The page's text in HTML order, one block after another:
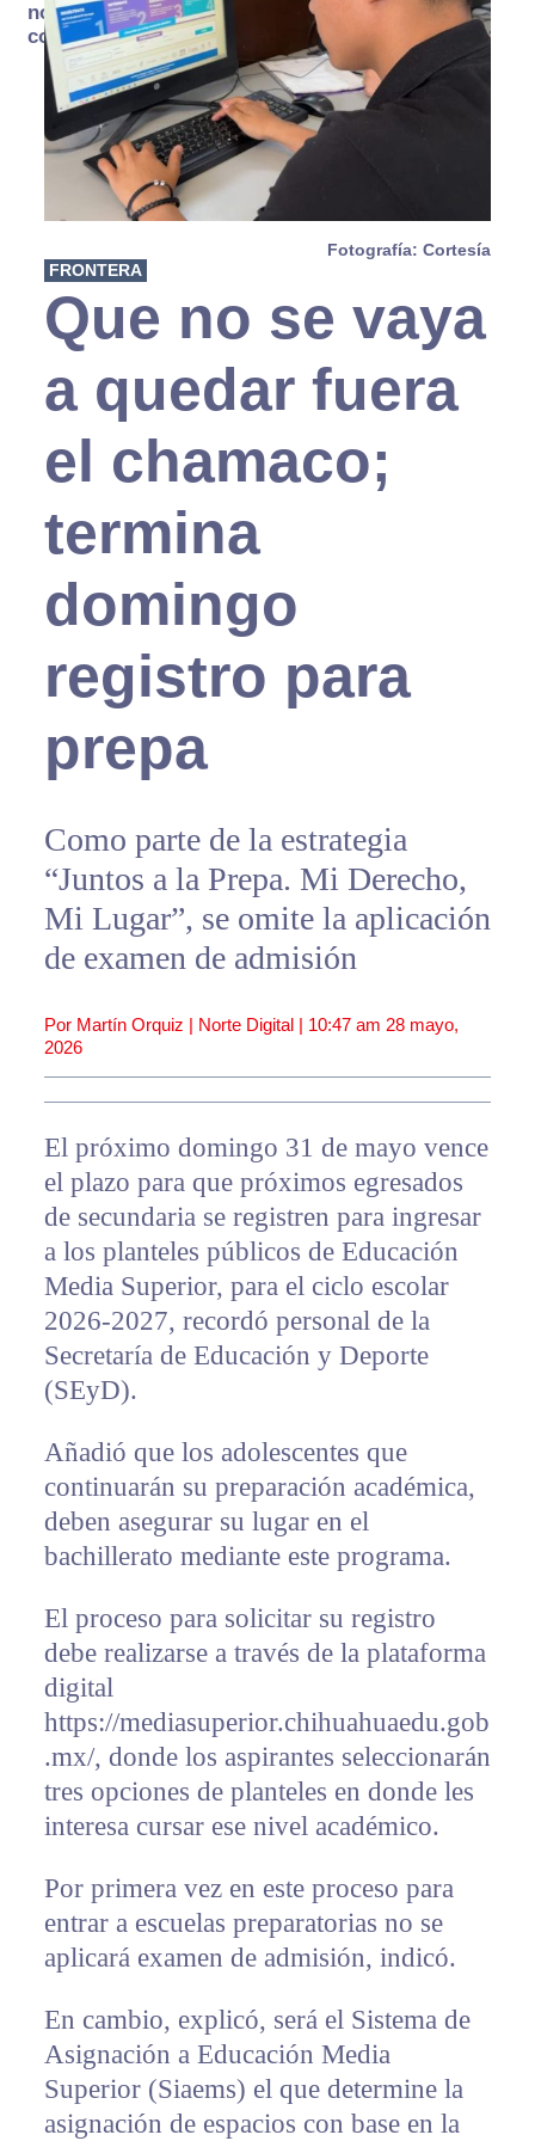
no se
consume
Fotografía: Cortesía
FRONTERA
Que no se vaya
a quedar fuera
el chamaco;
termina
domingo
registro para
prepa
Como parte de la estrategia
“Juntos a la Prepa. Mi Derecho,
Mi Lugar”, se omite la aplicación
de examen de admisión
Por Martín Orquiz | Norte Digital | 10:47 am 28 mayo,
2026
El próximo domingo 31 de mayo vence
el plazo para que próximos egresados
de secundaria se registren para ingresar
a los planteles públicos de Educación
Media Superior, para el ciclo escolar
2026-2027, recordó personal de la
Secretaría de Educación y Deporte
(SEyD).
Añadió que los adolescentes que
continuarán su preparación académica,
deben asegurar su lugar en el
bachillerato mediante este programa.
El proceso para solicitar su registro
debe realizarse a través de la plataforma
digital
https://mediasuperior.chihuahuaedu.gob
.mx/, donde los aspirantes seleccionarán
tres opciones de planteles en donde les
interesa cursar ese nivel académico.
Por primera vez en este proceso para
entrar a escuelas preparatorias no se
aplicará examen de admisión, indicó.
En cambio, explicó, será el Sistema de
Asignación a Educación Media
Superior (Siaems) el que determine la
asignación de espacios con base en la